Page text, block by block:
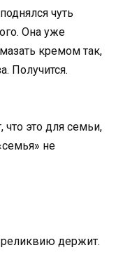
чуть
Она уже
кремом так,
Получится.
что это для семьи,
не
реликвию держит.